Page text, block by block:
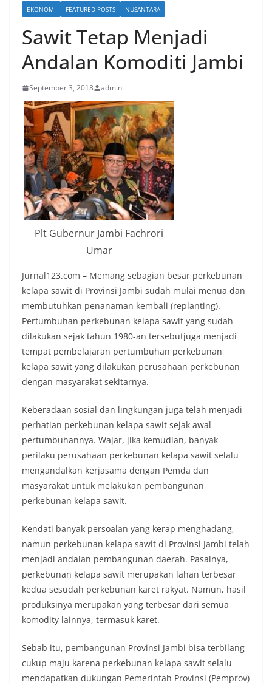
EKONOMI FEATURED POSTS NUSANTARA
Sawit Tetap Menjadi
Andalan Komoditi Jambi
September 3, 2018 admin
Plt Gubernur Jambi Fachrori
Umar
Jurnal123.com – Memang sebagian besar perkebunan
kelapa sawit di Provinsi Jambi sudah mulai menua dan
membutuhkan penanaman kembali (replanting).
Pertumbuhan perkebunan kelapa sawit yang sudah
dilakukan sejak tahun 1980-an tersebutjuga menjadi
tempat pembelajaran pertumbuhan perkebunan
kelapa sawit yang dilakukan perusahaan perkebunan
dengan masyarakat sekitarnya.
Keberadaan sosial dan lingkungan juga telah menjadi
perhatian perkebunan kelapa sawit sejak awal
pertumbuhannya. Wajar, jika kemudian, banyak
perilaku perusahaan perkebunan kelapa sawit selalu
mengandalkan kerjasama dengan Pemda dan
masyarakat untuk melakukan pembangunan
perkebunan kelapa sawit.
Kendati banyak persoalan yang kerap menghadang,
namun perkebunan kelapa sawit di Provinsi Jambi telah
menjadi andalan pembangunan daerah. Pasalnya,
perkebunan kelapa sawit merupakan lahan terbesar
kedua sesudah perkebunan karet rakyat. Namun, hasil
produksinya merupakan yang terbesar dari semua
komodity lainnya, termasuk karet.
Sebab itu, pembangunan Provinsi Jambi bisa terbilang
cukup maju karena perkebunan kelapa sawit selalu
mendapatkan dukungan Pemerintah Provinsi (Pemprov)